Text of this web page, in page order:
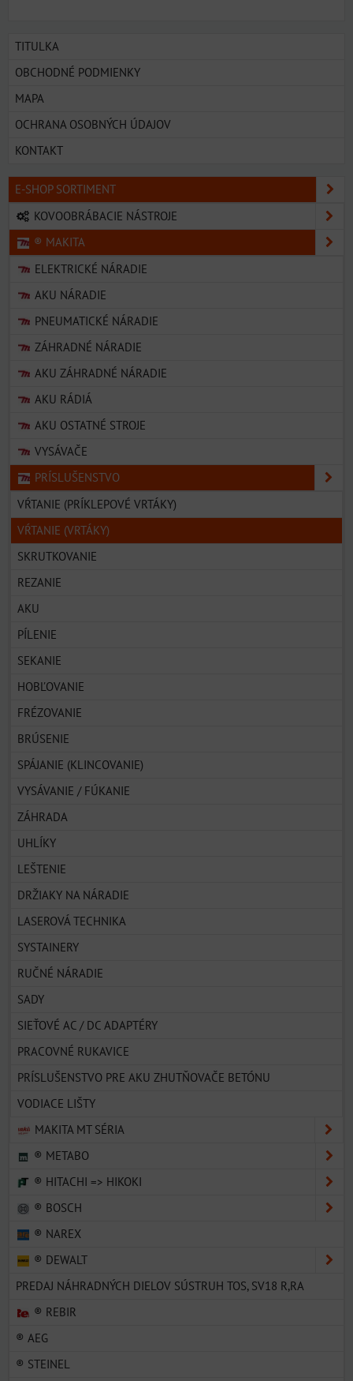
TITULKA
OBCHODNÉ PODMIENKY
MAPA
OCHRANA OSOBNÝCH ÚDAJOV
KONTAKT
E-SHOP SORTIMENT
KOVOOBRÁBACIE NÁSTROJE
® MAKITA
ELEKTRICKÉ NÁRADIE
AKU NÁRADIE
PNEUMATICKÉ NÁRADIE
ZÁHRADNÉ NÁRADIE
AKU ZÁHRADNÉ NÁRADIE
AKU RÁDIÁ
AKU OSTATNÉ STROJE
VYSÁVAČE
PRÍSLUŠENSTVO
VŔTANIE (PRÍKLEPOVÉ VRTÁKY)
VŔTANIE (VRTÁKY)
SKRUTKOVANIE
REZANIE
AKU
PÍLENIE
SEKANIE
HOBĽOVANIE
FRÉZOVANIE
BRÚSENIE
SPÁJANIE (KLINCOVANIE)
VYSÁVANIE / FÚKANIE
ZÁHRADA
UHLÍKY
LEŠTENIE
DRŽIAKY NA NÁRADIE
LASEROVÁ TECHNIKA
SYSTAINERY
RUČNÉ NÁRADIE
SADY
SIEŤOVÉ AC / DC ADAPTÉRY
PRACOVNÉ RUKAVICE
PRÍSLUŠENSTVO PRE AKU ZHUTŇOVAČE BETÓNU
VODIACE LIŠTY
MAKITA MT SÉRIA
® METABO
® HITACHI => HIKOKI
® BOSCH
® NAREX
® DEWALT
PREDAJ NÁHRADNÝCH DIELOV SÚSTRUH TOS, SV18 R,RA
® REBIR
® AEG
® STEINEL